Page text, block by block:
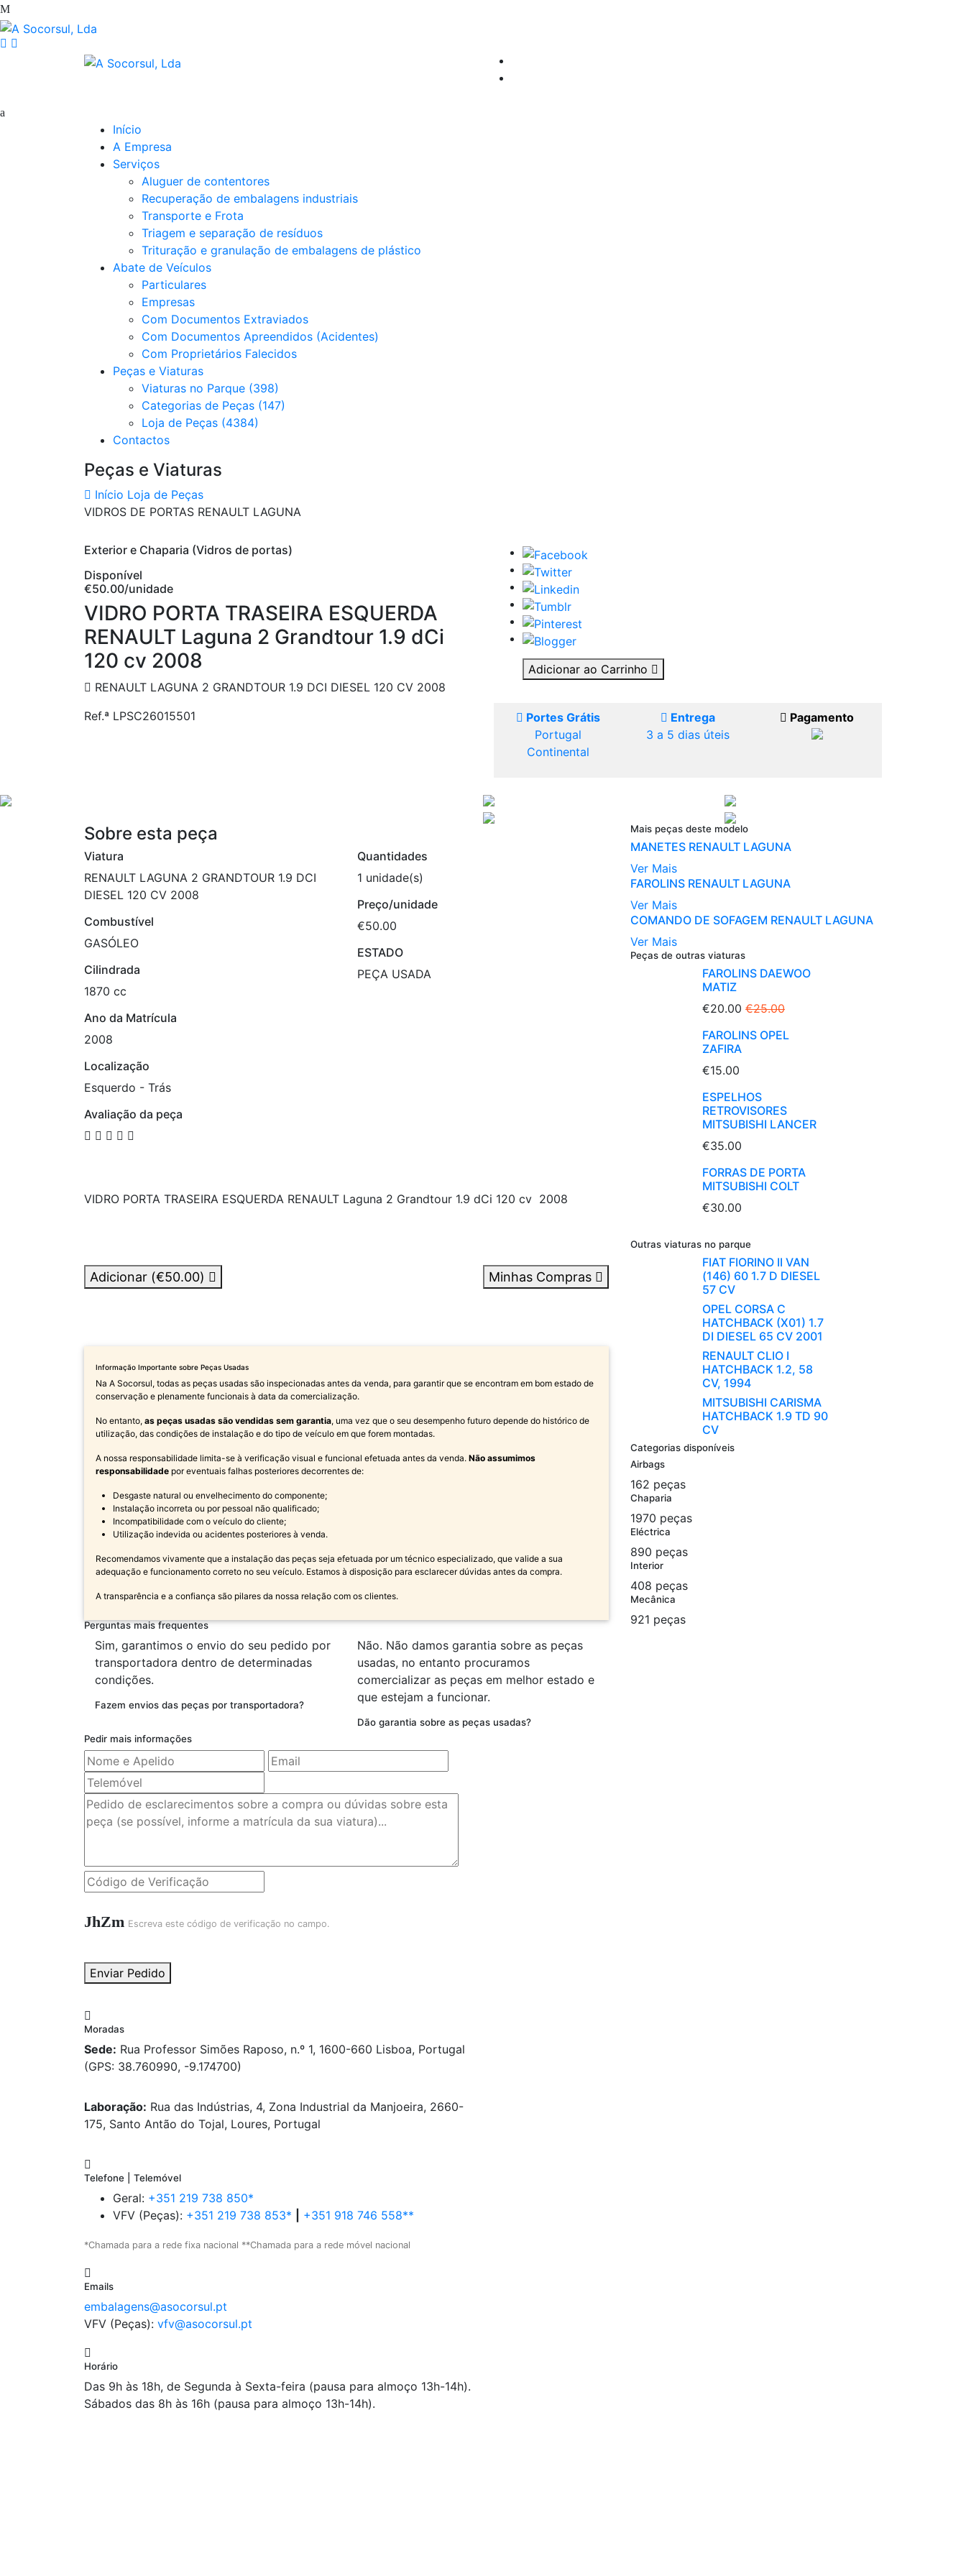
Início
A Empresa
Serviços
Aluguer de contentores
Recuperação de embalagens industriais
Transporte e Frota
Triagem e separação de resíduos
Trituração e granulação de embalagens de plástico
Abate de Veículos
Particulares
Empresas
Com Documentos Extraviados
Com Documentos Apreendidos (Acidentes)
Com Proprietários Falecidos
Peças e Viaturas
Viaturas no Parque (398)
Categorias de Peças (147)
Loja de Peças (4384)
Contactos
Peças e Viaturas
Início Loja de Peças
VIDROS DE PORTAS RENAULT LAGUNA
Exterior e Chaparia (Vidros de portas)
Disponível
€50.00/unidade
VIDRO PORTA TRASEIRA ESQUERDA
RENAULT Laguna 2 Grandtour 1.9 dCi
120 cv 2008
RENAULT LAGUNA 2 GRANDTOUR 1.9 DCI DIESEL 120 CV 2008
Ref.ª LPSC26015501
Adicionar ao Carrinho
Portes Grátis
Portugal
Continental
Entrega
3 a 5 dias úteis
Pagamento
Sobre esta peça
Viatura
RENAULT LAGUNA 2 GRANDTOUR 1.9 DCI
DIESEL 120 CV 2008
Combustível
GASÓLEO
Cilindrada
1870 cc
Ano da Matrícula
2008
Localização
Esquerdo - Trás
Avaliação da peça
Quantidades
1 unidade(s)
Preço/unidade
€50.00
ESTADO
PEÇA USADA
VIDRO PORTA TRASEIRA ESQUERDA RENAULT Laguna 2 Grandtour 1.9 dCi 120 cv 2008
Adicionar (€50.00) Minhas Compras
Informação Importante sobre Peças Usadas
Na A Socorsul, todas as peças usadas são inspecionadas antes da venda, para garantir que se encontram em bom estado de
conservação e plenamente funcionais à data da comercialização.
No entanto, as peças usadas são vendidas sem garantia, uma vez que o seu desempenho futuro depende do histórico de
utilização, das condições de instalação e do tipo de veículo em que forem montadas.
A nossa responsabilidade limita-se à verificação visual e funcional efetuada antes da venda. Não assumimos
responsabilidade por eventuais falhas posteriores decorrentes de:
Desgaste natural ou envelhecimento do componente;
Instalação incorreta ou por pessoal não qualificado;
Incompatibilidade com o veículo do cliente;
Utilização indevida ou acidentes posteriores à venda.
Recomendamos vivamente que a instalação das peças seja efetuada por um técnico especializado, que valide a sua
adequação e funcionamento correto no seu veículo. Estamos à disposição para esclarecer dúvidas antes da compra.
A transparência e a confiança são pilares da nossa relação com os clientes.
Perguntas mais frequentes
Sim, garantimos o envio do seu pedido por
transportadora dentro de determinadas
condições.
Fazem envios das peças por transportadora?
Não. Não damos garantia sobre as peças
usadas, no entanto procuramos
comercializar as peças em melhor estado e
que estejam a funcionar.
Dão garantia sobre as peças usadas?
Pedir mais informações
JhZm Escreva este código de verificação no campo.
Enviar Pedido
Mais peças deste modelo
MANETES RENAULT LAGUNA
Ver Mais
FAROLINS RENAULT LAGUNA
Ver Mais
COMANDO DE SOFAGEM RENAULT LAGUNA
Ver Mais
Peças de outras viaturas
FAROLINS DAEWOO
MATIZ
€20.00 €25.00
FAROLINS OPEL
ZAFIRA
€15.00
ESPELHOS
RETROVISORES
MITSUBISHI LANCER
€35.00
FORRAS DE PORTA
MITSUBISHI COLT
€30.00
Outras viaturas no parque
FIAT FIORINO II VAN
(146) 60 1.7 D DIESEL
57 CV
OPEL CORSA C
HATCHBACK (X01) 1.7
DI DIESEL 65 CV 2001
RENAULT CLIO I
HATCHBACK 1.2, 58
CV, 1994
MITSUBISHI CARISMA
HATCHBACK 1.9 TD 90
CV
Categorias disponíveis
Airbags
162 peças
Chaparia
1970 peças
Eléctrica
890 peças
Interior
408 peças
Mecânica
921 peças
Moradas
Sede: Rua Professor Simões Raposo, n.º 1, 1600-660 Lisboa, Portugal
(GPS: 38.760990, -9.174700)
Laboração: Rua das Indústrias, 4, Zona Industrial da Manjoeira, 2660-
175, Santo Antão do Tojal, Loures, Portugal
Telefone | Telemóvel
Geral: +351 219 738 850*
VFV (Peças): +351 219 738 853* +351 918 746 558**
*Chamada para a rede fixa nacional **Chamada para a rede móvel nacional
Emails
embalagens@asocorsul.pt
VFV (Peças): vfv@asocorsul.pt
Horário
Das 9h às 18h, de Segunda à Sexta-feira (pausa para almoço 13h-14h).
Sábados das 8h às 16h (pausa para almoço 13h-14h).